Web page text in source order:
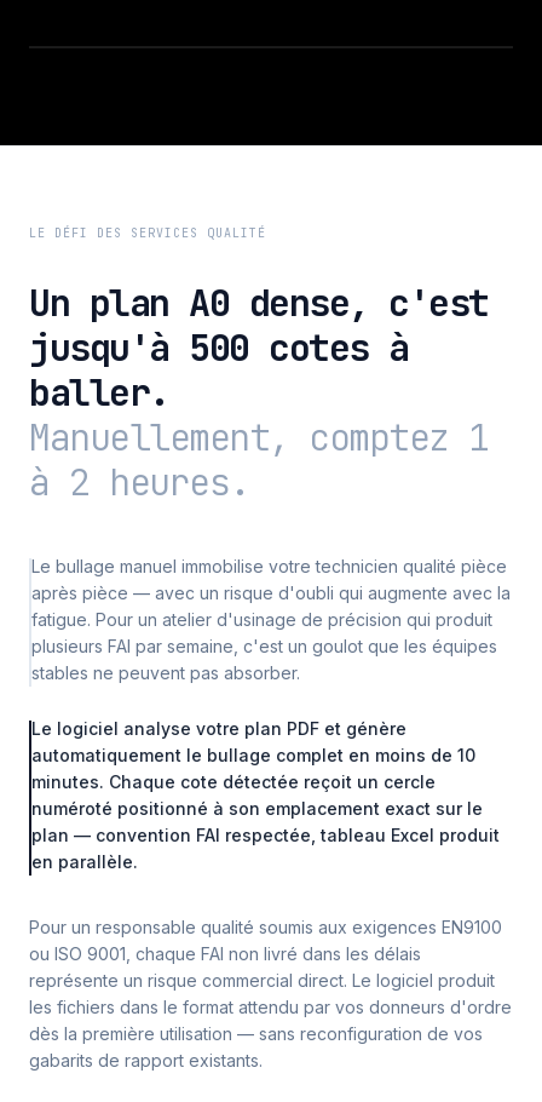
LE DÉFI DES SERVICES QUALITÉ
Un plan A0 dense, c'est
jusqu'à 500 cotes à
baller.
Manuellement, comptez 1
à 2 heures.
Le bullage manuel immobilise votre technicien qualité pièce
après pièce — avec un risque d'oubli qui augmente avec la
fatigue. Pour un atelier d'usinage de précision qui produit
plusieurs FAI par semaine, c'est un goulot que les équipes
stables ne peuvent pas absorber.
Le logiciel analyse votre plan PDF et génère
automatiquement le bullage complet en moins de 10
minutes. Chaque cote détectée reçoit un cercle
numéroté positionné à son emplacement exact sur le
plan — convention FAI respectée, tableau Excel produit
en parallèle.
Pour un responsable qualité soumis aux exigences EN9100
ou ISO 9001, chaque FAI non livré dans les délais
représente un risque commercial direct. Le logiciel produit
les fichiers dans le format attendu par vos donneurs d'ordre
dès la première utilisation — sans reconfiguration de vos
gabarits de rapport existants.